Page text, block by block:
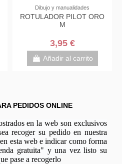
Dibujo y manualidades
ROTULADOR PILOT ORO
M
3,95 €
Añadir al carrito
PEDIDOS ONLINE
en la web son exclusivos
recoger su pedido en nuestra
esta web e indicar como forma
gratuita" y una vez listo su
pase a recogerlo